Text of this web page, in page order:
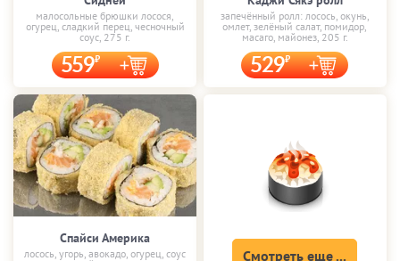
малосольные брюшки лосося,
огурец, сладкий перец, чесночный
соус, 275 г.
559
запечённый ролл: лосось, окунь,
омлет, зелёный салат, помидор,
масаго, майонез, 205 г.
529
Спайси Америка
лосось, угорь, авокадо, огурец, соус
Смотреть еще ...